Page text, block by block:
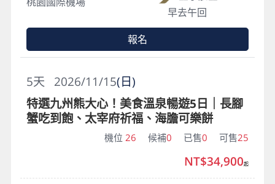
早去午回
報名
2026/11/15(日)
5天
特選九州熊大心！美食溫泉暢遊5日｜長腳
蟹吃到飽、太宰府祈福、海膽可樂餅
機位 26 候補0 已售0 可售25
NT$34,900起